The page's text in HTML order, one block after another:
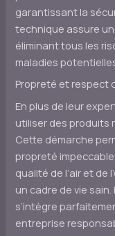
garantissant la
technique assure
éliminant tous les
maladies
Propreté et respect
En plus de leur
utiliser des produits
Cette démarche
propreté
qualité de l’air et de
un cadre de vie
s’intègre
entreprise